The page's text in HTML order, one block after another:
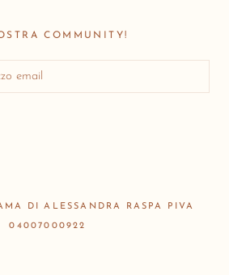
COMMUNITY!
DI ALESSANDRA RASPA PIVA
04007000922